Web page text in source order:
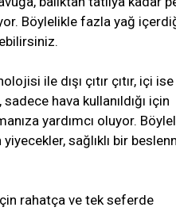
Böylelikle fazla yağ
ile dışı çıtır çıtır, içi ise
hava kullanıldığı için
yardımcı oluyor.
sağlıklı bir
rahatça ve tek seferde